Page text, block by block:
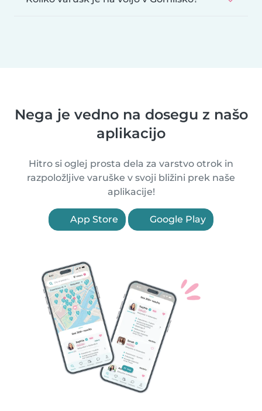
Nega je vedno na dosegu z našo
aplikacijo
Hitro si oglej prosta dela za varstvo otrok in
razpoložljive varuške v svoji bližini prek naše
aplikacije!
App Store Google Play